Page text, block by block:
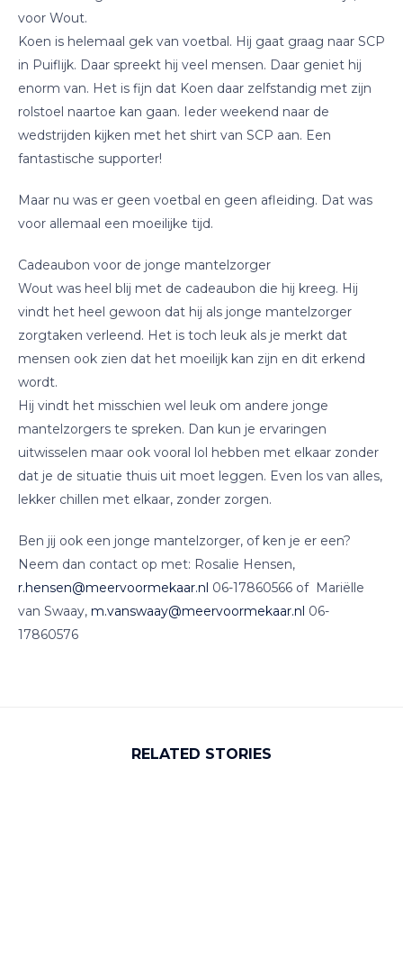
voor Wout.
Koen is helemaal gek van voetbal. Hij gaat graag naar SCP
in Puiflijk. Daar spreekt hij veel mensen. Daar geniet hij
enorm van. Het is fijn dat Koen daar zelfstandig met zijn
rolstoel naartoe kan gaan. Ieder weekend naar de
wedstrijden kijken met het shirt van SCP aan. Een
fantastische supporter!
Maar nu was er geen voetbal en geen afleiding. Dat was
voor allemaal een moeilijke tijd.
Cadeaubon voor de jonge mantelzorger
Wout was heel blij met de cadeaubon die hij kreeg. Hij
vindt het heel gewoon dat hij als jonge mantelzorger
zorgtaken verleend. Het is toch leuk als je merkt dat
mensen ook zien dat het moeilijk kan zijn en dit erkend
wordt.
Hij vindt het misschien wel leuk om andere jonge
mantelzorgers te spreken. Dan kun je ervaringen
uitwisselen maar ook vooral lol hebben met elkaar zonder
dat je de situatie thuis uit moet leggen. Even los van alles,
lekker chillen met elkaar, zonder zorgen.
Ben jij ook een jonge mantelzorger, of ken je er een?
Neem dan contact op met: Rosalie Hensen,
r.hensen@meervoormekaar.nl 06-17860566 of Mariëlle
van Swaay, m.vanswaay@meervoormekaar.nl 06-
17860576
RELATED STORIES